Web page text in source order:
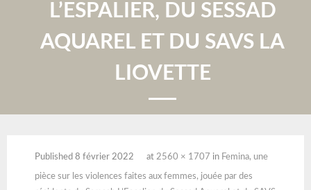
L’ESPALIER, DU SESSAD
AQUAREL ET DU SAVS LA
LIOVETTE
Published 8 février 2022 at 2560 × 1707 in Femina, une
pièce sur les violences faites aux femmes, jouée par des